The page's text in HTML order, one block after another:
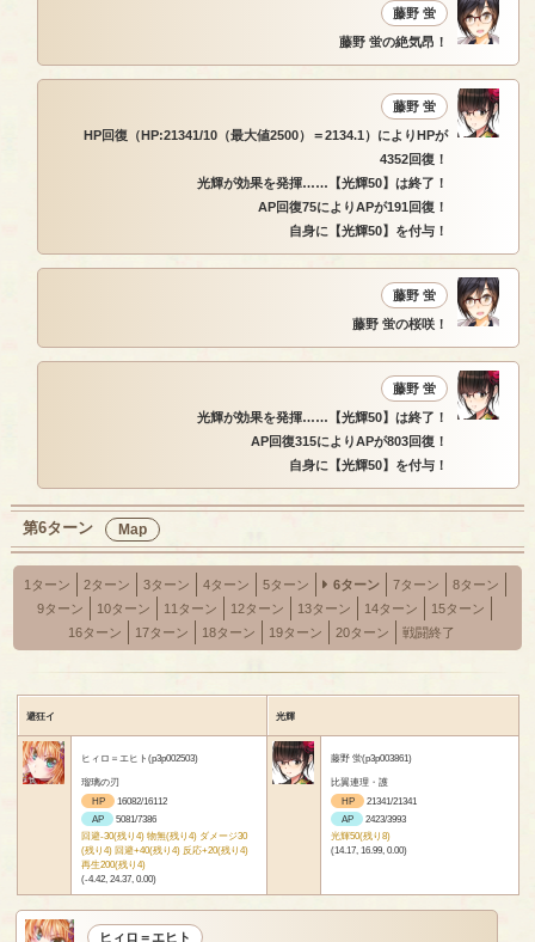
藤野 蛍
藤野 蛍の絶気昂！
藤野 蛍
HP回復（HP:21341/10（最大値2500）＝2134.1）によりHPが
4352回復！
光輝が効果を発揮……【光輝50】は終了！
AP回復75によりAPが191回復！
自身に【光輝50】を付与！
藤野 蛍
藤野 蛍の桜咲！
藤野 蛍
光輝が効果を発揮……【光輝50】は終了！
AP回復315によりAPが803回復！
自身に【光輝50】を付与！
第6ターン Map
1ターン 2ターン 3ターン 4ターン 5ターン 6ターン 7ターン
8ターン
9ターン
10ターン 11ターン 12ターン 13ターン 14ターン
15ターン
16ターン
17ターン 18ターン 19ターン 20ターン 戦闘終了
避狂イ 光輝
ヒィロ＝エヒト(p3p002503)
瑠璃の刃
HP
16082/16112
AP
5081/7386
回避-30(残り4) 物無(残り4) ダメージ30
(残り4) 回避+40(残り4) 反応+20(残り4)
再生200(残り4)
(-4.42, 24.37, 0.00)
藤野 蛍(p3p003861)
比翼連理・護
HP
21341/21341
AP
2423/3993
光輝50(残り8)
(14.17, 16.99, 0.00)
ヒィロ＝エヒト